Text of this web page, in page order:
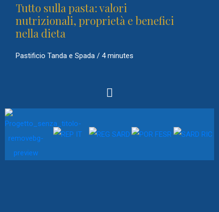
Tutto sulla pasta: valori
nutrizionali, proprietà e benefici
nella dieta
Pastificio Tanda e Spada / 4 minutes